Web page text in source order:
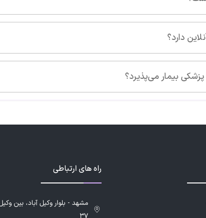
راه های ارتباطی